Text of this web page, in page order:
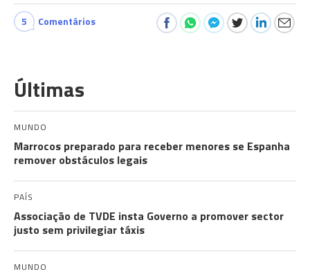
5 Comentários
Últimas
MUNDO
Marrocos preparado para receber menores se Espanha
remover obstáculos legais
PAÍS
Associação de TVDE insta Governo a promover sector
justo sem privilegiar táxis
MUNDO